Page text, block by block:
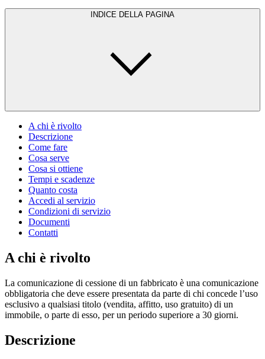
INDICE DELLA PAGINA
A chi è rivolto
Descrizione
Come fare
Cosa serve
Cosa si ottiene
Tempi e scadenze
Quanto costa
Accedi al servizio
Condizioni di servizio
Documenti
Contatti
A chi è rivolto
La comunicazione di cessione di un fabbricato è una comunicazione
obbligatoria che deve essere presentata da parte di chi concede l’uso
esclusivo a qualsiasi titolo (vendita, affitto, uso gratuito) di un
immobile, o parte di esso, per un periodo superiore a 30 giorni.
Descrizione